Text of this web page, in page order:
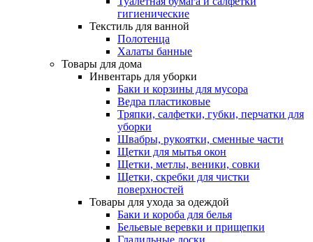
гигиенические
Текстиль для ванной
Полотенца
Халаты банные
Товары для дома
Инвентарь для уборки
Баки и корзины для мусора
Ведра пластиковые
Тряпки, салфетки, губки, перчатки для
уборки
Швабры, рукоятки, сменные части
Щетки для мытья окон
Щетки, метлы, веники, совки
Щетки, скребки для чистки
поверхностей
Товары для ухода за одеждой
Баки и короба для белья
Бельевые веревки и прищепки
Гладильные доски